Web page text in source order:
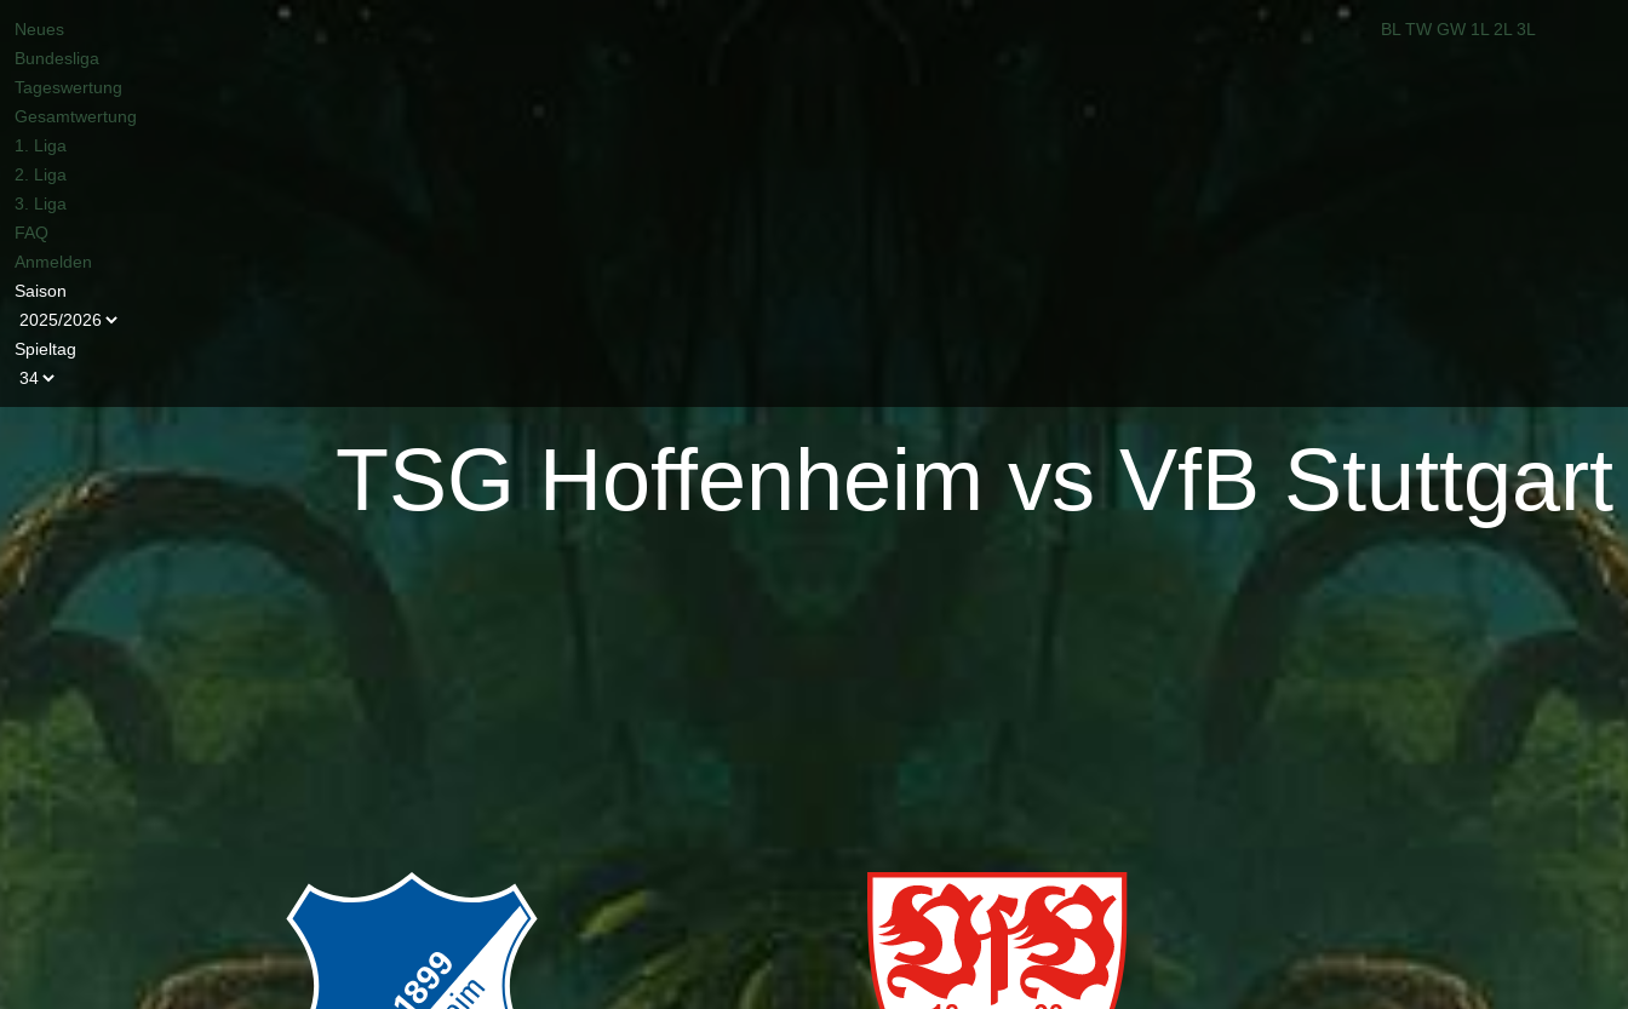
Neues
Bundesliga
Tageswertung
Gesamtwertung
1. Liga
2. Liga
3. Liga
FAQ
Anmelden
BL TW GW 1L 2L 3L
Saison
Spieltag
TSG Hoffenheim vs VfB Stuttgart